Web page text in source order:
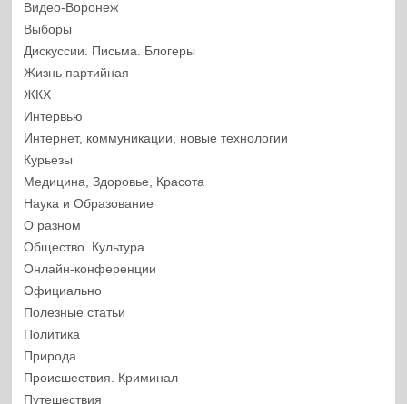
Видео-Воронеж
Выборы
Дискуссии. Письма. Блогеры
Жизнь партийная
ЖКХ
Интервью
Интернет, коммуникации, новые технологии
Курьезы
Медицина, Здоровье, Красота
Наука и Образование
О разном
Общество. Культура
Онлайн-конференции
Официально
Полезные статьи
Политика
Природа
Происшествия. Криминал
Путешествия